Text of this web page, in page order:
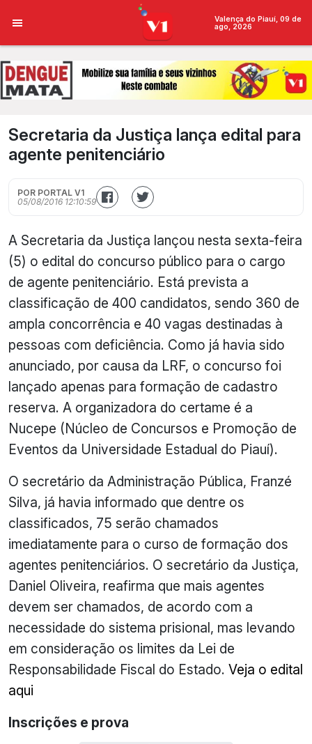
Valença do Piauí, 09 de
ago, 2026
Secretaria da Justiça lança edital para
agente penitenciário
POR PORTAL V1
05/08/2016 12:10:59
A Secretaria da Justiça lançou nesta sexta-feira
(5) o edital do concurso público para o cargo
de agente penitenciário. Está prevista a
classificação de 400 candidatos, sendo 360 de
ampla concorrência e 40 vagas destinadas à
pessoas com deficiência. Como já havia sido
anunciado, por causa da LRF, o concurso foi
lançado apenas para formação de cadastro
reserva. A organizadora do certame é a
Nucepe (Núcleo de Concursos e Promoção de
Eventos da Universidade Estadual do Piauí).
O secretário da Administração Pública, Franzé
Silva, já havia informado que dentre os
classificados, 75 serão chamados
imediatamente para o curso de formação dos
agentes penitenciários. O secretário da Justiça,
Daniel Oliveira, reafirma que mais agentes
devem ser chamados, de acordo com a
necessidade do sistema prisional, mas levando
em consideração os limites da Lei de
Responsabilidade Fiscal do Estado. Veja o edital
aqui
Inscrições e prova